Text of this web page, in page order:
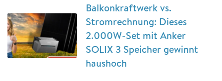
Balkonkraftwerk vs.
Stromrechnung: Dieses
2.000W-Set mit Anker
SOLIX 3 Speicher gewinnt
haushoch